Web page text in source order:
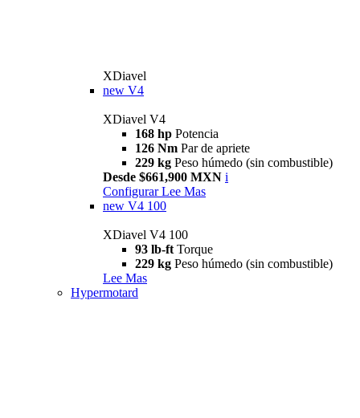
XDiavel
new V4
XDiavel V4
168 hp Potencia
126 Nm Par de apriete
229 kg Peso húmedo (sin combustible)
Desde $661,900 MXN i
Configurar Lee Mas
new V4 100
XDiavel V4 100
93 lb-ft Torque
229 kg Peso húmedo (sin combustible)
Lee Mas
Hypermotard